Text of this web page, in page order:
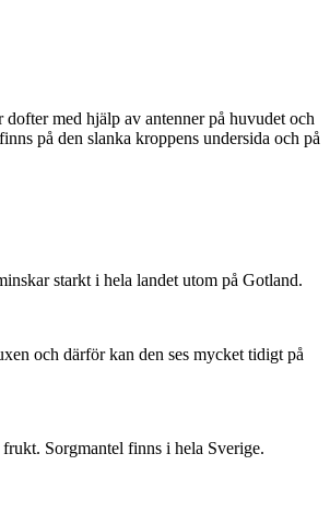
med hjälp av antenner på huvudet och
på den slanka kroppens undersida och på
starkt i hela landet utom på Gotland.
och därför kan den ses mycket tidigt på
Sorgmantel finns i hela Sverige.